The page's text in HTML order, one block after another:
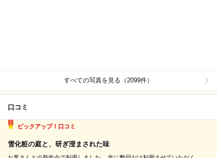
すべての写真を見る（2099件）
口コミ
ピックアップ！口コミ
雪化粧の庭と、研ぎ澄まされた味